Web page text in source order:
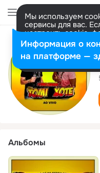
Мы используем
сервисы для вас.
настроить cookie-
представитель.
Разрешить все
Альбомы
Информация о
на платформе —